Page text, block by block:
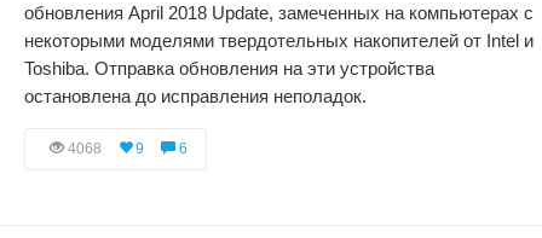
обновления April 2018 Update, замеченных на компьютерах с
некоторыми моделями твердотельных накопителей от Intel и
Toshiba. Отправка обновления на эти устройства
остановлена до исправления неполадок.
4068 9 6